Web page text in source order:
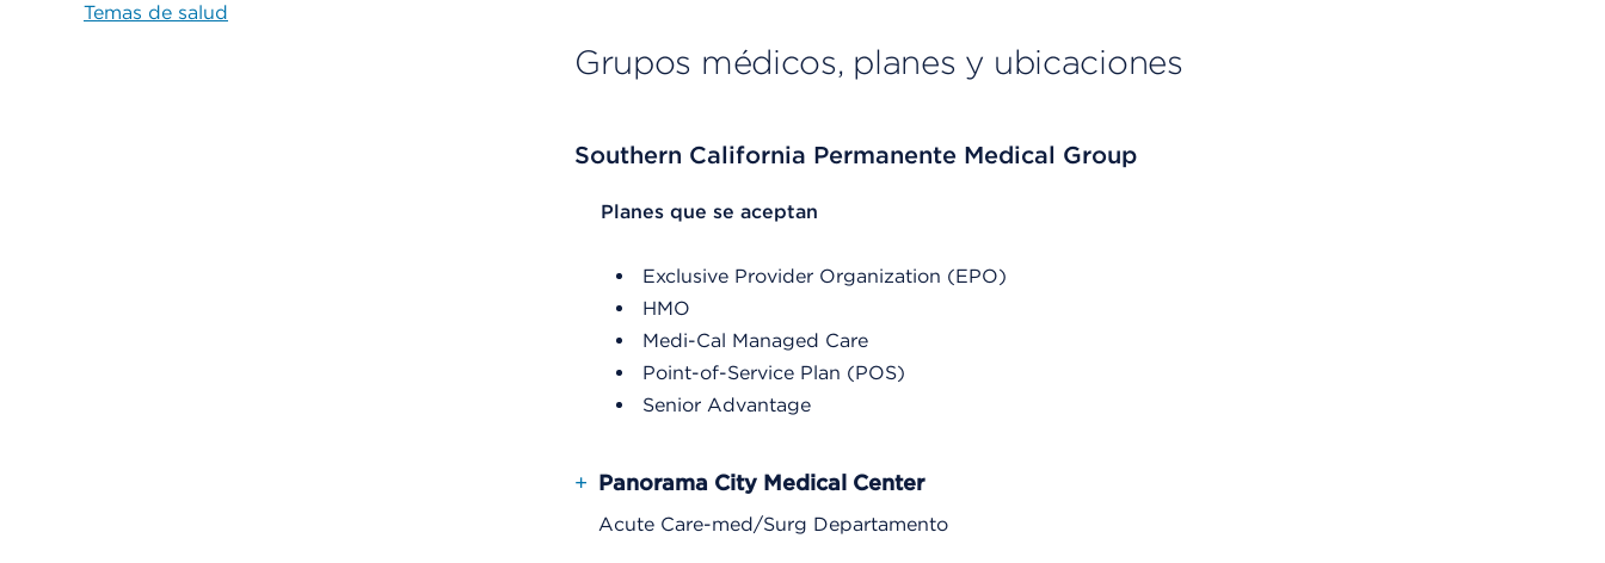
Temas de salud
Grupos médicos, planes y ubicaciones
Southern California Permanente Medical Group
List Header Planes que se aceptan
Planes que se aceptan
Exclusive Provider Organization (EPO)
HMO
Medi-Cal Managed Care
Point-of-Service Plan (POS)
Senior Advantage
+ Panorama City Medical Center
Acute Care-med/Surg Departamento